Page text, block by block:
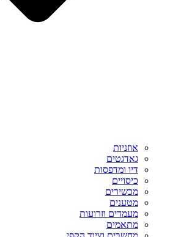
אוזניות
גאדגטים
דיו ומדפסות
כיסויים
מכשירים
מטענים
מעמדים וזרועות
מתאמים